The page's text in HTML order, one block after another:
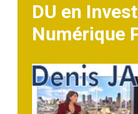
DU en
Numérique